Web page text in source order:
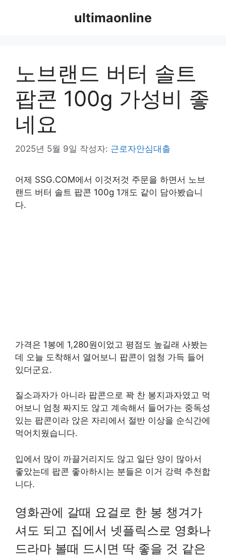
ultimaonline
노브랜드 버터 솔트
팝콘 100g 가성비 좋
네요
2025년 5월 9일 작성자: 근로자안심대출
어제 SSG.COM에서 이것저것 주문을 하면서 노브
랜드 버터 솔트 팝콘 100g 1개도 같이 담아봤습니
다.
가격은 1봉에 1,280원이었고 평점도 높길래 사봤는
데 오늘 도착해서 열어보니 팝콘이 엄청 가득 들어
있더군요.
질소과자가 아니라 팝콘으로 꽉 찬 봉지과자였고 먹
어보니 엄청 짜지도 않고 계속해서 들어가는 중독성
있는 팝콘이라 앉은 자리에서 절반 이상을 순식간에
먹어치웠습니다.
입에서 많이 까끌거리지도 않고 일단 양이 많아서
좋았는데 팝콘 좋아하시는 분들은 이거 강력 추천합
니다.
영화관에 갈때 요걸로 한 봉 챙겨가
셔도 되고 집에서 넷플릭스로 영화나
드라마 볼때 드시면 딱 좋을 것 같은